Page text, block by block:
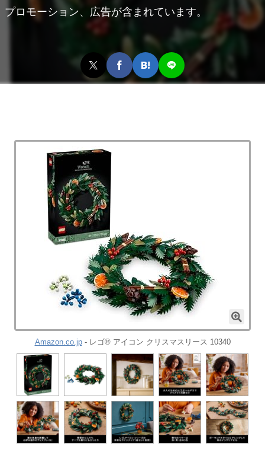
プロモーション、広告が含まれています。
Amazon.co.jp- レゴ® アイコン クリスマスリース 10340